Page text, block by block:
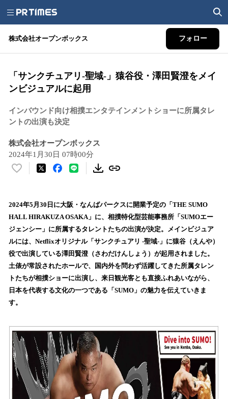
株式会社オープンボックス フォロー
「サンクチュアリ-聖域-」猿谷役・澤田賢澄をメイ
ンビジュアルに起用
インバウンド向け相撲エンタテインメントショーに所属タレ
ントの出演も決定
株式会社オープンボックス
2024年1月30日 07時00分
い
！
数
を
読
み
込
み
中
で
2024年5月30日に大阪・なんばパークスに開業予定の「THE SUMO
HALL HIRAKUZA OSAKA」に、相撲特化型芸能事務所「SUMOエー
ジェンシー」に所属するタレントたちの出演が決定。メインビジュア
ルには、Netflixオリジナル「サンクチュアリ -聖域-」に猿谷（えんや）
役で出演している澤田賢澄（さわだけんしょう）が起用されました。
土俵が常設されたホールで、国内外を問わず活躍してきた所属タレン
トたちが相撲ショーに出演し、来日観光客とも直接ふれあいながら、
日本を代表する文化の一つである「SUMO」の魅力を伝えていきま
す。